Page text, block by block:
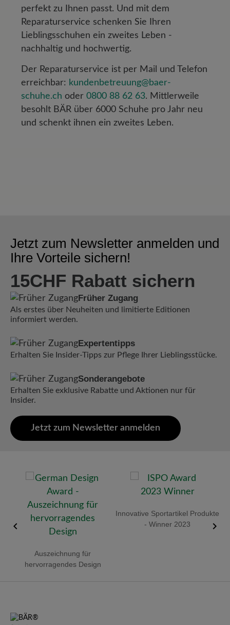
perfekt zu Ihnen passt. Und mit dem
Reparaturservice schenken Sie Ihren
Lieblingsschuhen ein zweites Leben -
nachhaltig und hochwertig.
Der Reparaturservice ist per Mail und Telefon
erreichbar: kundenbetreuung@baer-
schuhe.ch oder 0800 88 62 63. Mittlerweile
besohlt BÄR über 6000 Schuhe pro Jahr neu
und schenkt ihnen ein zweites Leben.
Jetzt zum Newsletter anmelden und
Ihre Vorteile sichern!
15CHF Rabatt sichern
Früher Zugang
Als erstes über Neuheiten und limitierte Editionen
informiert werden.
Expertentipps
Erhalten Sie Insider-Tipps zur Pflege Ihrer Lieblingsstücke.
Sonderangebote
Erhalten Sie exklusive Rabatte und Aktionen nur für
Insider.
Jetzt zum Newsletter anmelden
Auszeichnung für
hervorragendes Design
Innovative Sportartikel Produkte
- Winner 2023